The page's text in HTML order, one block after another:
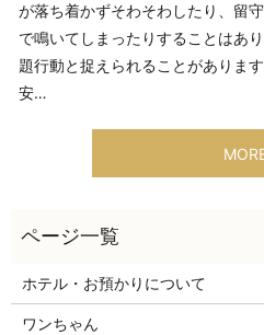
が落ち着かずそわそわしたり、留
で鳴いてしまったりすることはあ
題行動と捉えられることがありま
安…
ホテル・お預かりについて
ワンちゃん